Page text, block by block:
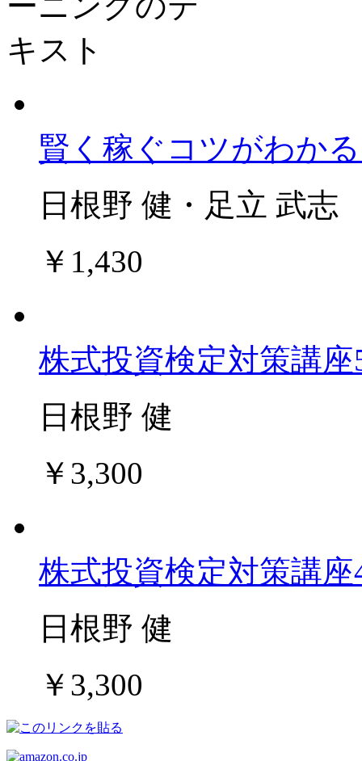
賢く稼ぐコツがわか
日根野 健・足立 武志
￥1,430
株式投資検定対策講
日根野 健
￥3,300
株式投資検定対策講
日根野 健
￥3,300